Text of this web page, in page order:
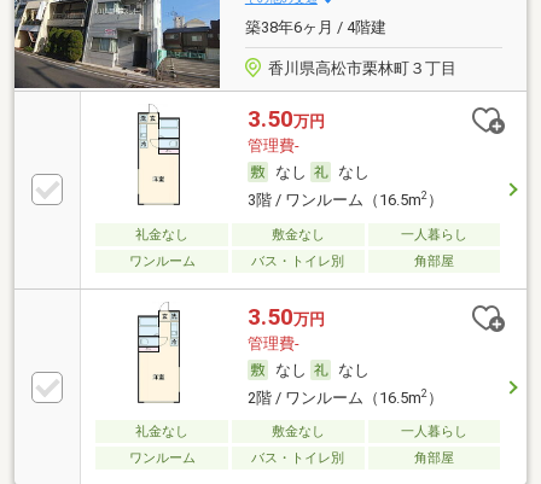
築38年6ヶ月 / 4階建
香川県高松市栗林町３丁目
3.50万円
管理費-
なし
なし
3階 / ワンルーム（16.5m2）
礼金なし 敷金なし
一人暮らし
ワンルーム
バス・トイレ別 角部屋
3.50万円
管理費-
なし
なし
2階 / ワンルーム（16.5m2）
礼金なし 敷金なし
一人暮らし
ワンルーム
バス・トイレ別 角部屋